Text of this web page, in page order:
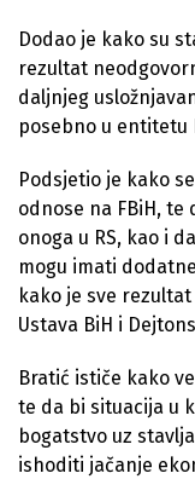
Dodao je kako su
rezultat
daljnjeg
posebno u entitetu
Podsjetio je kako
odnose na FBiH, te
onoga u RS, kao i
mogu imati
kako je sve
Ustava BiH i
Bratić ističe kako
te da bi situacija u
bogatstvo uz
ishoditi jačanje